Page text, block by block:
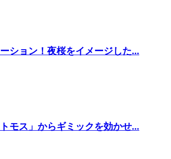
ション！夜桜をイメージした...
モス」からギミックを効かせ...